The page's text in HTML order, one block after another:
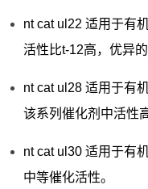
nt cat ul22 适用于有
活性比t-12高，优异的
nt cat ul28 适用于有
该系列催化剂中活性
nt cat ul30 适用于有
中等催化活性。